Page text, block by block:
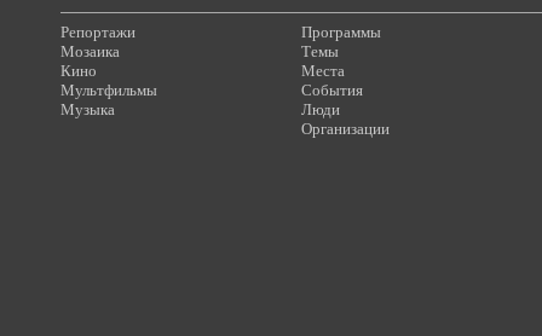
Репортажи
Мозаика
Кино
Мультфильмы
Музыка
Программы
Темы
Места
События
Люди
Организации